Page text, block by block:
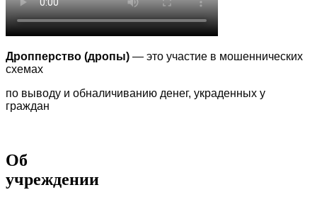
Дропперство (дропы) — это участие в мошеннических
схемах
по выводу и обналичиванию денег, украденных у
граждан
Об
учреждении